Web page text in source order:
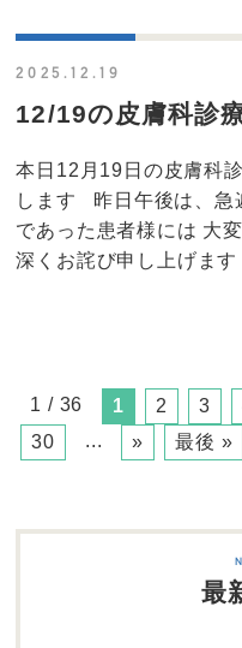
2025.12.19
12/19の皮膚科診
本日12月19日の皮膚科
します 昨日午後は、急
であった患者様には 大
深くお詫び申し上げます
1 / 36 1 2 3
30
... » 最後 »
最